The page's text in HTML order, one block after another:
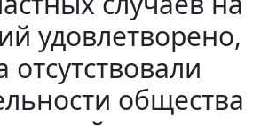
удовлетворено,
общества